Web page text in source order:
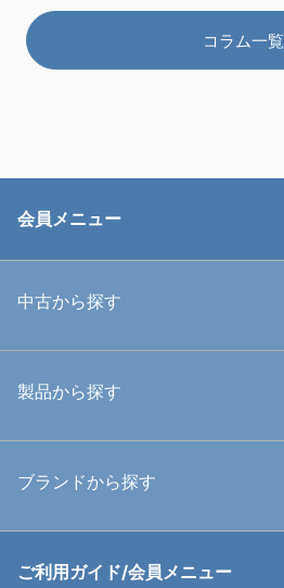
コラム一覧
会員メニュー
中古から探す
中古ハウジング
中古アームシステム
製品から探す
ハウジング
ブランドから探す
RGBlue
ご利用ガイド/会員メニュー